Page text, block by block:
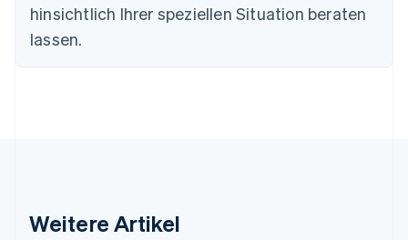
hinsichtlich Ihrer speziellen Situation beraten
lassen.
Weitere Artikel
Deutschland
Estland
English
Griechenland